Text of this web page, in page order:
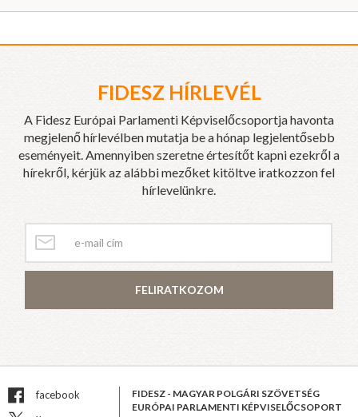
FIDESZ HÍRLEVÉL
A Fidesz Európai Parlamenti Képviselőcsoportja havonta
megjelenő hírlevélben mutatja be a hónap legjelentősebb
eseményeit. Amennyiben szeretne értesítőt kapni ezekről a
hírekről, kérjük az alábbi mezőket kitöltve iratkozzon fel
hírlevelünkre.
FELIRATKOZOM
facebook
FIDESZ - MAGYAR POLGÁRI SZÖVETSÉG
EURÓPAI PARLAMENTI KÉPVISELŐCSOPORT